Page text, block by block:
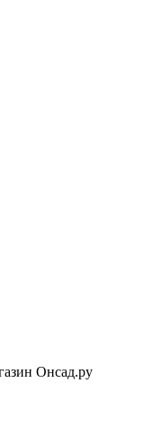
Онсад.ру